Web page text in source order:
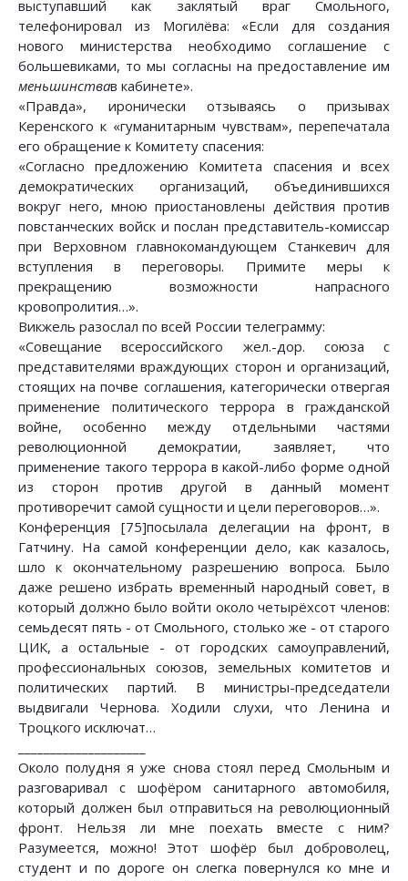
выступавший как заклятый враг Смольного,
телефонировал из Могилёва: «Если для создания
нового министерства необходимо соглашение с
большевиками, то мы согласны на предоставление им
меньшинствав кабинете».
«Правда», иронически отзываясь о призывах
Керенского к «гуманитарным чувствам», перепечатала
его обращение к Комитету спасения:
«Согласно предложению Комитета спасения и всех
демократических организаций, объединившихся
вокруг него, мною приостановлены действия против
повстанческих войск и послан представитель-комиссар
при Верховном главнокомандующем Станкевич для
вступления в переговоры. Примите меры к
прекращению возможности напрасного
кровопролития…».
Викжель разослал по всей России телеграмму:
«Совещание всероссийского жел.-дор. союза с
представителями враждующих сторон и организаций,
стоящих на почве соглашения, категорически отвергая
применение политического террора в гражданской
войне, особенно между отдельными частями
революционной демократии, заявляет, что
применение такого террора в какой-либо форме одной
из сторон против другой в данный момент
противоречит самой сущности и цели переговоров…».
Конференция [75]посылала делегации на фронт, в
Гатчину. На самой конференции дело, как казалось,
шло к окончательному разрешению вопроса. Было
даже решено избрать временный народный совет, в
который должно было войти около четырёхсот членов:
семьдесят пять - от Смольного, столько же - от старого
ЦИК, а остальные - от городских самоуправлений,
профессиональных союзов, земельных комитетов и
политических партий. В министры-председатели
выдвигали Чернова. Ходили слухи, что Ленина и
Троцкого исключат…
Около полудня я уже снова стоял перед Смольным и
разговаривал с шофёром санитарного автомобиля,
который должен был отправиться на революционный
фронт. Нельзя ли мне поехать вместе с ним?
Разумеется, можно! Этот шофёр был доброволец,
студент и по дороге он слегка повернулся ко мне и